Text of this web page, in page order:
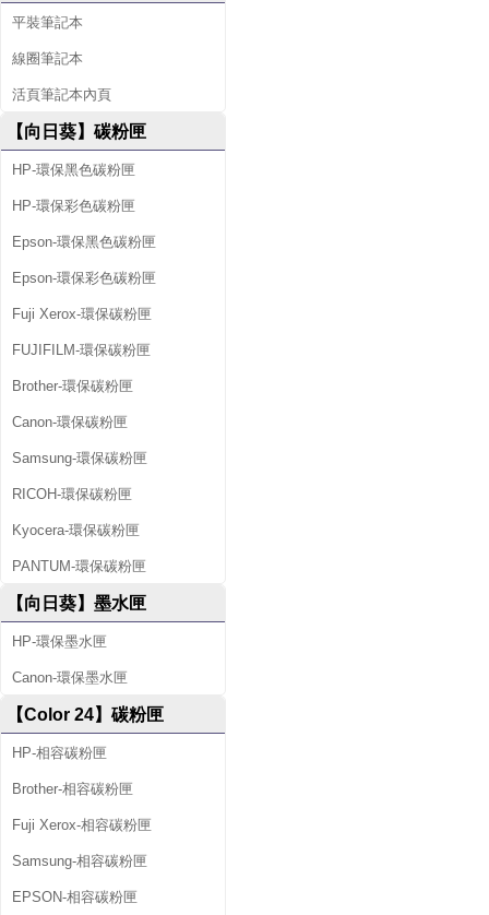
平裝筆記本
線圈筆記本
活頁筆記本內頁
【向日葵】碳粉匣
HP-環保黑色碳粉匣
HP-環保彩色碳粉匣
Epson-環保黑色碳粉匣
Epson-環保彩色碳粉匣
Fuji Xerox-環保碳粉匣
FUJIFILM-環保碳粉匣
Brother-環保碳粉匣
Canon-環保碳粉匣
Samsung-環保碳粉匣
RICOH-環保碳粉匣
Kyocera-環保碳粉匣
PANTUM-環保碳粉匣
【向日葵】墨水匣
HP-環保墨水匣
Canon-環保墨水匣
【Color 24】碳粉匣
HP-相容碳粉匣
Brother-相容碳粉匣
Fuji Xerox-相容碳粉匣
Samsung-相容碳粉匣
EPSON-相容碳粉匣